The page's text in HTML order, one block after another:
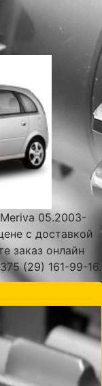
05.2003-
с доставкой
заказ онлайн
(29) 161-99-16.